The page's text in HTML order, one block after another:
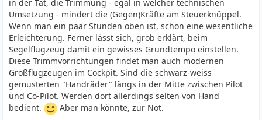
in der Tat, die Trimmung - egal in welcher technischen
Umsetzung - mindert die (Gegen)Kräfte am Steuerknüppel.
Wenn man ein paar Stunden oben ist, schon eine wesentliche
Erleichterung. Ferner lässt sich, grob erklärt, beim
Segelflugzeug damit ein gewisses Grundtempo einstellen.
Diese Trimmvorrichtungen findet man auch modernen
Großflugzeugen im Cockpit. Sind die schwarz-weiss
gemusterten "Handräder" längs in der Mitte zwischen Pilot
und Co-Pilot. Werden dort allerdings selten von Hand
bedient.
Aber man könnte, zur Not.